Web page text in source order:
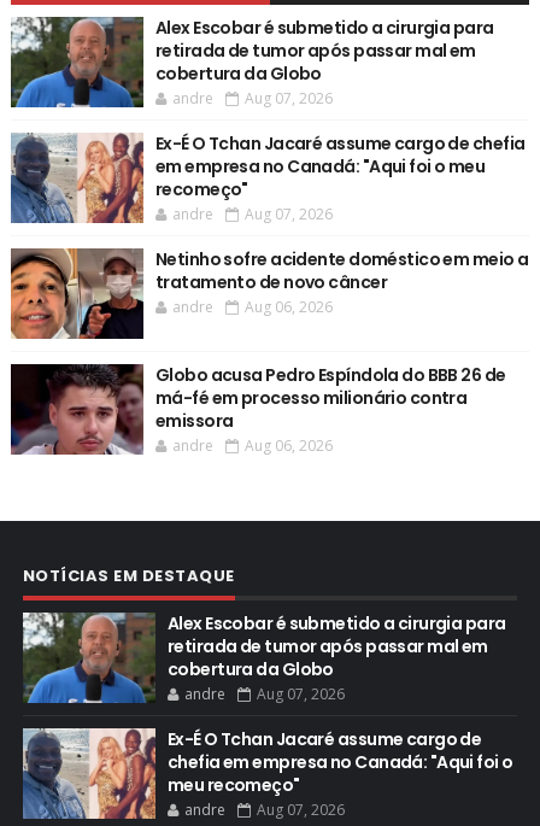
Alex Escobar é submetido a cirurgia para
retirada de tumor após passar mal em
cobertura da Globo
andre Aug 07, 2026
Ex-É O Tchan Jacaré assume cargo de chefia
em empresa no Canadá: "Aqui foi o meu
recomeço"
andre Aug 07, 2026
Netinho sofre acidente doméstico em meio a
tratamento de novo câncer
andre Aug 06, 2026
Globo acusa Pedro Espíndola do BBB 26 de
má-fé em processo milionário contra
emissora
andre Aug 06, 2026
NOTÍCIAS EM DESTAQUE
Alex Escobar é submetido a cirurgia para
retirada de tumor após passar mal em
cobertura da Globo
andre Aug 07, 2026
Ex-É O Tchan Jacaré assume cargo de
chefia em empresa no Canadá: "Aqui foi o
meu recomeço"
andre Aug 07, 2026